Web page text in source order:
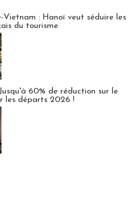
Vietnam : Hanoï veut séduire les
du tourisme
60% de réduction sur le
les départs 2026 !